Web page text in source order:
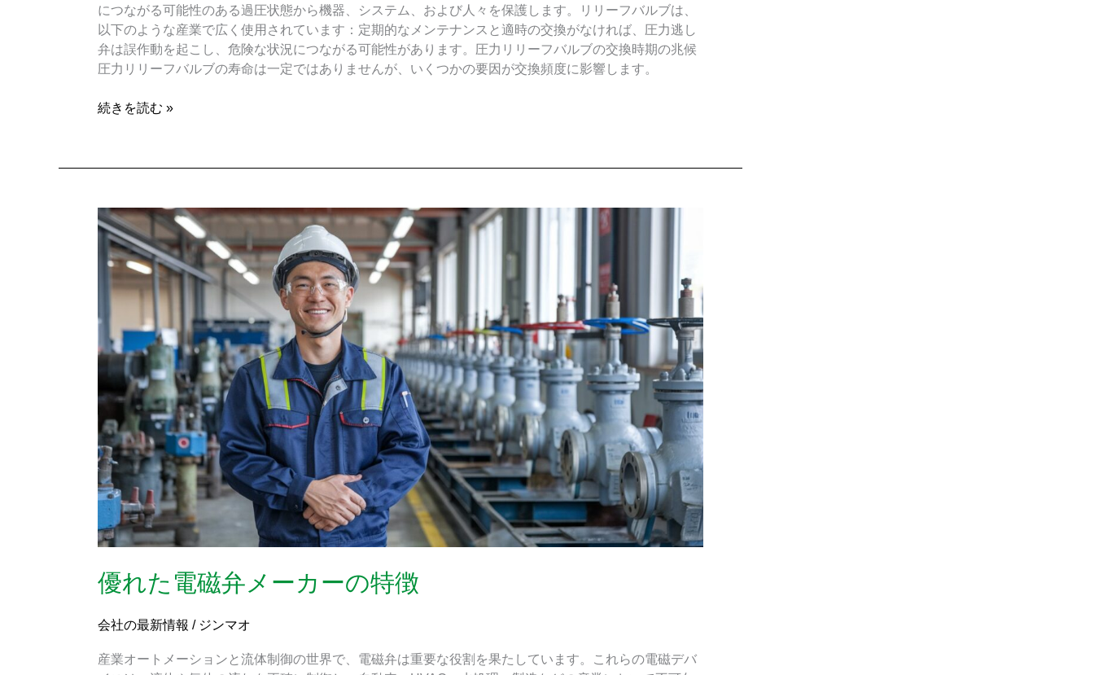
につながる可能性のある過圧状態から機器、システム、および人々を保護します。リリーフバルブは、
以下のような産業で広く使用されています：定期的なメンテナンスと適時の交換がなければ、圧力逃し
弁は誤作動を起こし、危険な状況につながる可能性があります。圧力リリーフバルブの交換時期の兆候
圧力リリーフバルブの寿命は一定ではありませんが、いくつかの要因が交換頻度に影響します。
続きを読む »
優れた電磁弁メーカーの特徴
会社の最新情報 / ジンマオ
産業オートメーションと流体制御の世界で、電磁弁は重要な役割を果たしています。これらの電磁デバ
優
れ
た
ー
カ
ー
特
徴